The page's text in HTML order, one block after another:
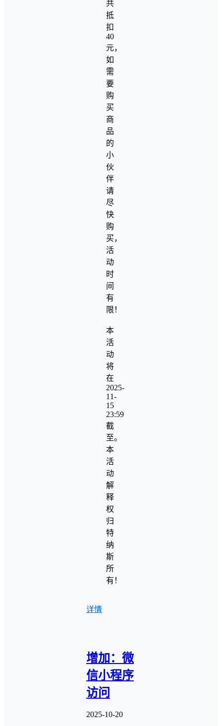
共
抵
扣
40
元，
如
需
要
购
买
商
品
的
小
伙
伴
请
尽
快
购
买，
活
动
时
间
有
限！
本
活
动
将
在
2025-
11-
15
23:59
截
至。
本
活
动
解
释
权
归
特
纳
斯
所
有！
详情
增加：微
信小程序
访问
2025-10-20